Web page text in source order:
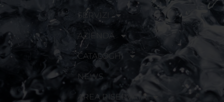
SERVIZI
AZIENDA
CATALOGHI
NEWS
AREA RISERVATA